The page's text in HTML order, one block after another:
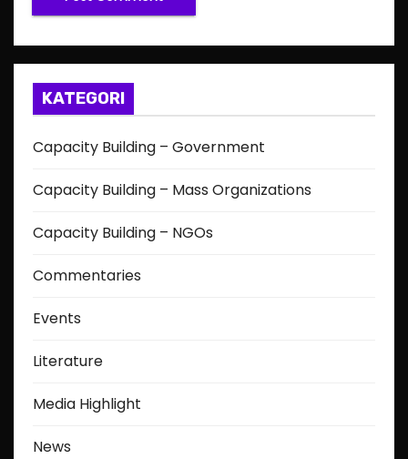
KATEGORI
Capacity Building – Government
Capacity Building – Mass Organizations
Capacity Building – NGOs
Commentaries
Events
Literature
Media Highlight
News